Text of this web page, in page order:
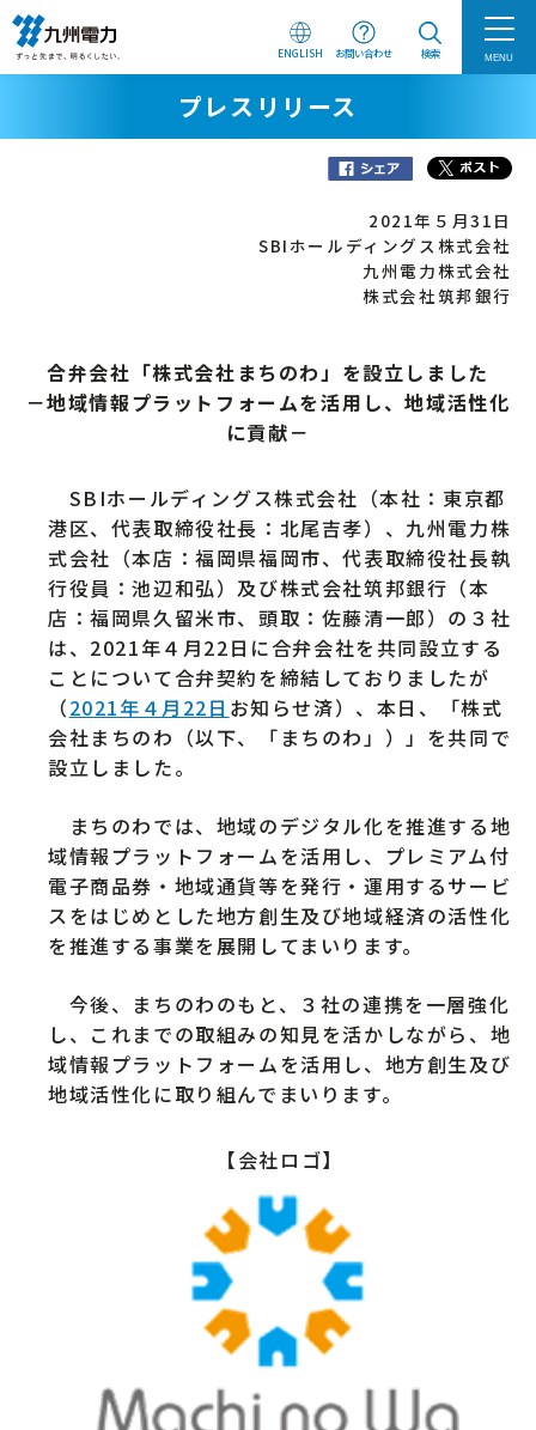
ENGLISH お問い合わせ 検索 MENU
プレスリリース
2021年５月31日
SBIホールディングス株式会社
九州電力株式会社
株式会社筑邦銀行
合弁会社「株式会社まちのわ」を設立しました
－地域情報プラットフォームを活用し、地域活性化
に貢献－
SBIホールディングス株式会社（本社：東京都
港区、代表取締役社長：北尾吉孝）、九州電力株
式会社（本店：福岡県福岡市、代表取締役社長執
行役員：池辺和弘）及び株式会社筑邦銀行（本
店：福岡県久留米市、頭取：佐藤清一郎）の３社
は、2021年４月22日に合弁会社を共同設立する
ことについて合弁契約を締結しておりましたが
（2021年４月22日 お知らせ済）、本日、「株式
会社まちのわ（以下、「まちのわ」）」を共同で
設立しました。
まちのわでは、地域のデジタル化を推進する地
域情報プラットフォームを活用し、プレミアム付
電子商品券・地域通貨等を発行・運用するサービ
スをはじめとした地方創生及び地域経済の活性化
を推進する事業を展開してまいります。
今後、まちのわのもと、３社の連携を一層強化
し、これまでの取組みの知見を活かしながら、地
域情報プラットフォームを活用し、地方創生及び
地域活性化に取り組んでまいります。
【会社ロゴ】